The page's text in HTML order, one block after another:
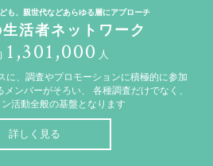
も、親世代などあらゆる層にアプローチ
活者ネットワーク
1,301,000 人
に、調査やプロモーションに積極的に参加
ンバーがそろい、
各種調査だけでなく、
活動全般の基盤となります
詳しく見る